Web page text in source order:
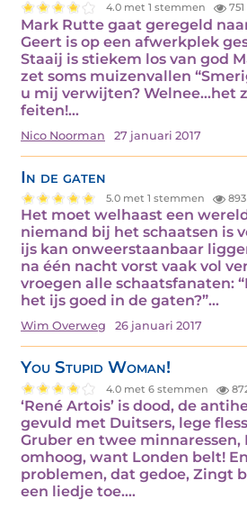
4.0 met 1 stemmen 751
Mark Rutte gaat geregeld
Geert is op een afwerkplek
Staaij is stiekem los van god
zet soms muizenvallen
u mij verwijten? Welnee...het
feiten!…
Nico Noorman 27 januari 2017
In de gaten
5.0 met 1 stemmen 893
Het moet welhaast een
niemand bij het schaatsen is
ijs kan onweerstaanbaar
na één nacht vorst vaak vol
vroegen alle schaatsfanaten:
het ijs goed in de gaten?”…
Wim Overweg 26 januari 2017
You Stupid Woman!
4.0 met 6 stemmen
‘René Artois’ is dood, de
gevuld met Duitsers, lege
Gruber en twee minnaressen,
omhoog, want Londen belt!
problemen, dat gedoe, Zingt
een liedje toe.…